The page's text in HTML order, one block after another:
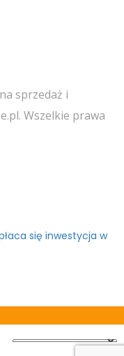
sprzedaż i
Wszelkie prawa
się inwestycja w